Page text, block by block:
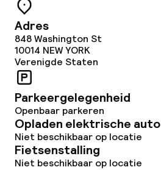
Adres
848 Washington St
10014 NEW YORK
Verenigde Staten
Parkeergelegenheid
Openbaar parkeren
Opladen elektrische auto
Niet beschikbaar op locatie
Fietsenstalling
Niet beschikbaar op locatie